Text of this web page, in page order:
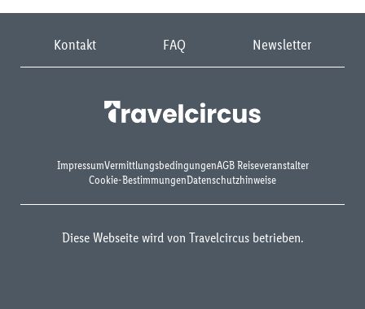
Kontakt FAQ Newsletter
ImpressumVermittlungsbedingungenAGB Reiseveranstalter
Cookie-BestimmungenDatenschutzhinweise
Diese Webseite wird von Travelcircus betrieben.